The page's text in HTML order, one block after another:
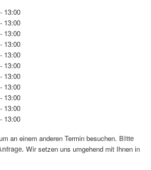
13:00
13:00
13:00
13:00
13:00
13:00
13:00
13:00
13:00
13:00
13:00
an einem anderen Termin besuchen. Bitte
Wir setzen uns umgehend mit Ihnen in